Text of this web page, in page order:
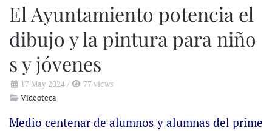
El Ayuntamiento potencia el
dibujo y la pintura para niño
s y jóvenes
17 May 2024/
77 views
Videoteca
Medio centenar de alumnos y alumnas del prime